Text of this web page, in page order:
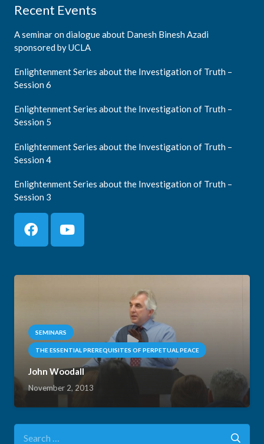
Recent Events
A seminar on dialogue about Danesh Binesh Azadi
sponsored by UCLA
Enlightenment Series about the Investigation of Truth –
Session 6
Enlightenment Series about the Investigation of Truth –
Session 5
Enlightenment Series about the Investigation of Truth –
Session 4
Enlightenment Series about the Investigation of Truth –
Session 3
SEMINARS
THE ESSENTIAL PREREQUISITES OF PERPETUAL PEACE
John Woodall
November 2, 2013